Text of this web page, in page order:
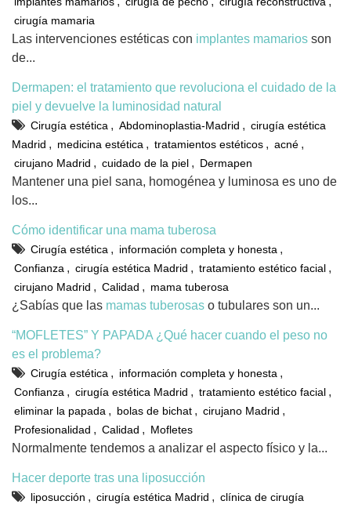
cirugía mamaria
Las intervenciones estéticas con implantes mamarios son
de...
Dermapen: el tratamiento que revoluciona el cuidado de la
piel y devuelve la luminosidad natural
Cirugía estética , Abdominoplastia-Madrid , cirugía estética
Madrid , medicina estética , tratamientos estéticos , acné ,
cirujano Madrid , cuidado de la piel , Dermapen
Mantener una piel sana, homogénea y luminosa es uno de
los...
Cómo identificar una mama tuberosa
Cirugía estética , información completa y honesta ,
Confianza , cirugía estética Madrid , tratamiento estético facial ,
cirujano Madrid , Calidad , mama tuberosa
¿Sabías que las mamas tuberosas o tubulares son un...
“MOFLETES” Y PAPADA ¿Qué hacer cuando el peso no
es el problema?
Cirugía estética , información completa y honesta ,
Confianza , cirugía estética Madrid , tratamiento estético facial ,
eliminar la papada , bolas de bichat , cirujano Madrid ,
Profesionalidad , Calidad , Mofletes
Normalmente tendemos a analizar el aspecto físico y la...
Hacer deporte tras una liposucción
liposucción , cirugía estética Madrid , clínica de cirugía